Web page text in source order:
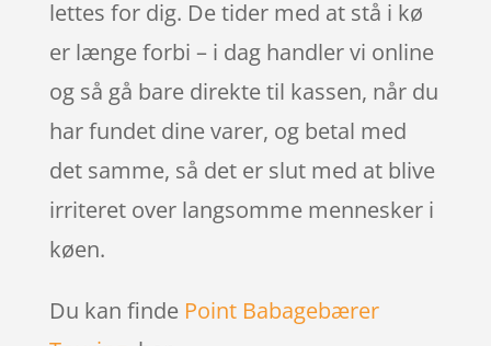
lettes for dig. De tider med at stå i kø
er længe forbi – i dag handler vi online
og så gå bare direkte til kassen, når du
har fundet dine varer, og betal med
det samme, så det er slut med at blive
irriteret over langsomme mennesker i
køen.
Du kan finde Point Babagebærer